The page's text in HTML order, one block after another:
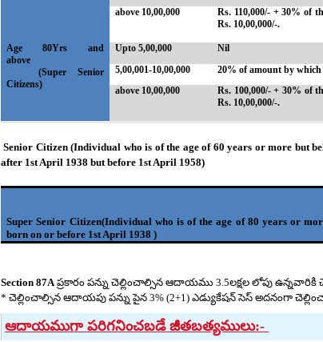
above 10,00,000
Rs. 110,000/- + 30% of
Rs. 10,00,000/-.
Age 80Yrs and
above
(Super Senior
Citizens)
Upto 5,00,000
Nil
5,00,001-10,00,000
20% of amount by which
above 10,00,000
Rs. 100,000/- + 30% of
Rs. 10,00,000/-.
Senior Citizen (Individual who is of the age of 60 years or more but
after 1st April 1938 but before 1st April 1958)
Super Senior Citizen(Individual who is of the age of 80 years or
born on or before 1st April 1938 )
Section 87Aప్రకారం పన్ను చెల్లించాల్సిన ఆదాయము 3.5లక్షల లోపు
* చెల్లించాల్సిన ఆదాయపు పన్ను పైన 3% (2+1) ఎడ్యుకేషన్ సెస్ అదనంగా
ఆదాయముగా పరిగనించబడే జీతబత్యములు:-